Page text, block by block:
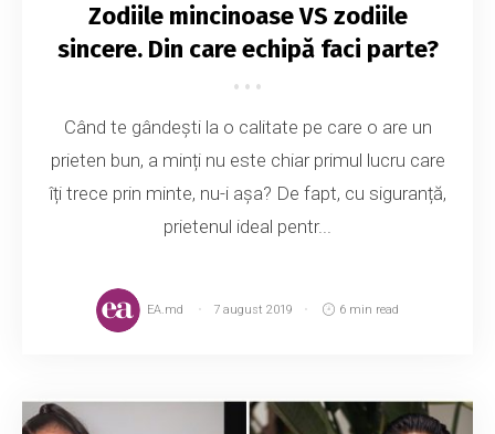
Zodiile mincinoase VS zodiile
sincere. Din care echipă faci parte?
Când te gândești la o calitate pe care o are un
prieten bun, a minți nu este chiar primul lucru care
îți trece prin minte, nu-i așa? De fapt, cu siguranță,
prietenul ideal pentr...
EA.md 7 august 2019 6 min read